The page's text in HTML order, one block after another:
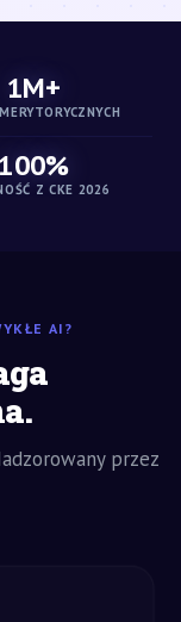
1M+
100%
Z CKE 2026
AI?
przez